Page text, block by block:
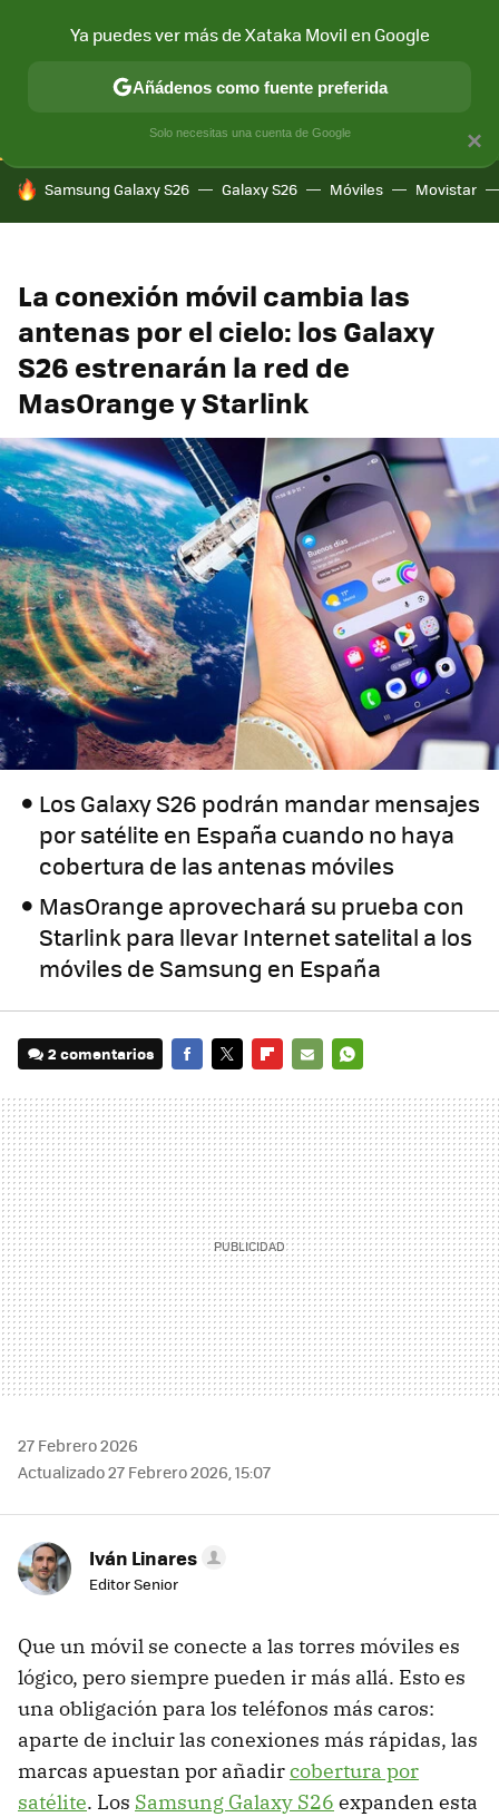
CONECTIVIDAD MÓVIL Y SOCIEDAD APLICACIONES
HOY SE HABLA DE
Samsung Galaxy S26 Galaxy S26 Móviles Movistar
La conexión móvil cambia las
antenas por el cielo: los Galaxy
S26 estrenarán la red de
MasOrange y Starlink
Los Galaxy S26 podrán mandar mensajes
por satélite en España cuando no haya
cobertura de las antenas móviles
MasOrange aprovechará su prueba con
Starlink para llevar Internet satelital a los
móviles de Samsung en España
2 comentarios
MAIL
27 Febrero 2026
Actualizado 27 Febrero 2026, 15:07
Iván Linares
Editor Senior
Que un móvil se conecte a las torres móviles es
lógico, pero siempre pueden ir más allá. Esto es
una obligación para los teléfonos más caros:
aparte de incluir las conexiones más rápidas, las
marcas apuestan por añadircobertura por
satélite. Los Samsung Galaxy S26 expanden esta
×
Ya puedes ver más de Xataka Movil en Google
Añádenos como fuente preferida
Solo necesitas una cuenta de Google